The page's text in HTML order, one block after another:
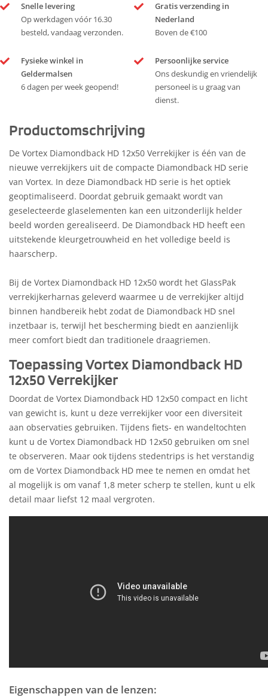
Snelle levering
Op werkdagen vóór 16.30
besteld, vandaag verzonden.
Gratis verzending in
Nederland
Boven de €100
Fysieke winkel in
Geldermalsen
6 dagen per week geopend!
Persoonlijke service
Ons deskundig en vriendelijk
personeel is u graag van
dienst.
Productomschrijving
De Vortex Diamondback HD 12x50 Verrekijker is één van de
nieuwe verrekijkers uit de compacte Diamondback HD serie
van Vortex. In deze Diamondback HD serie is het optiek
geoptimaliseerd. Doordat gebruik gemaakt wordt van
geselecteerde glaselementen kan een uitzonderlijk helder
beeld worden gerealiseerd. De Diamondback HD heeft een
uitstekende kleurgetrouwheid en het volledige beeld is
haarscherp.
Bij de Vortex Diamondback HD 12x50 wordt het GlassPak
verrekijkerharnas geleverd waarmee u de verrekijker altijd
binnen handbereik hebt zodat de Diamondback HD snel
inzetbaar is, terwijl het bescherming biedt en aanzienlijk
meer comfort biedt dan traditionele draagriemen.
Toepassing Vortex Diamondback HD
12x50 Verrekijker
Doordat de Vortex Diamondback HD 12x50 compact en licht
van gewicht is, kunt u deze verrekijker voor een diversiteit
aan observaties gebruiken. Tijdens fiets- en wandeltochten
kunt u de Vortex Diamondback HD 12x50 gebruiken om snel
te observeren. Maar ook tijdens stedentrips is het verstandig
om de Vortex Diamondback HD mee te nemen en omdat het
al mogelijk is om vanaf 1,8 meter scherp te stellen, kunt u elk
detail maar liefst 12 maal vergroten.
Eigenschappen van de lenzen: